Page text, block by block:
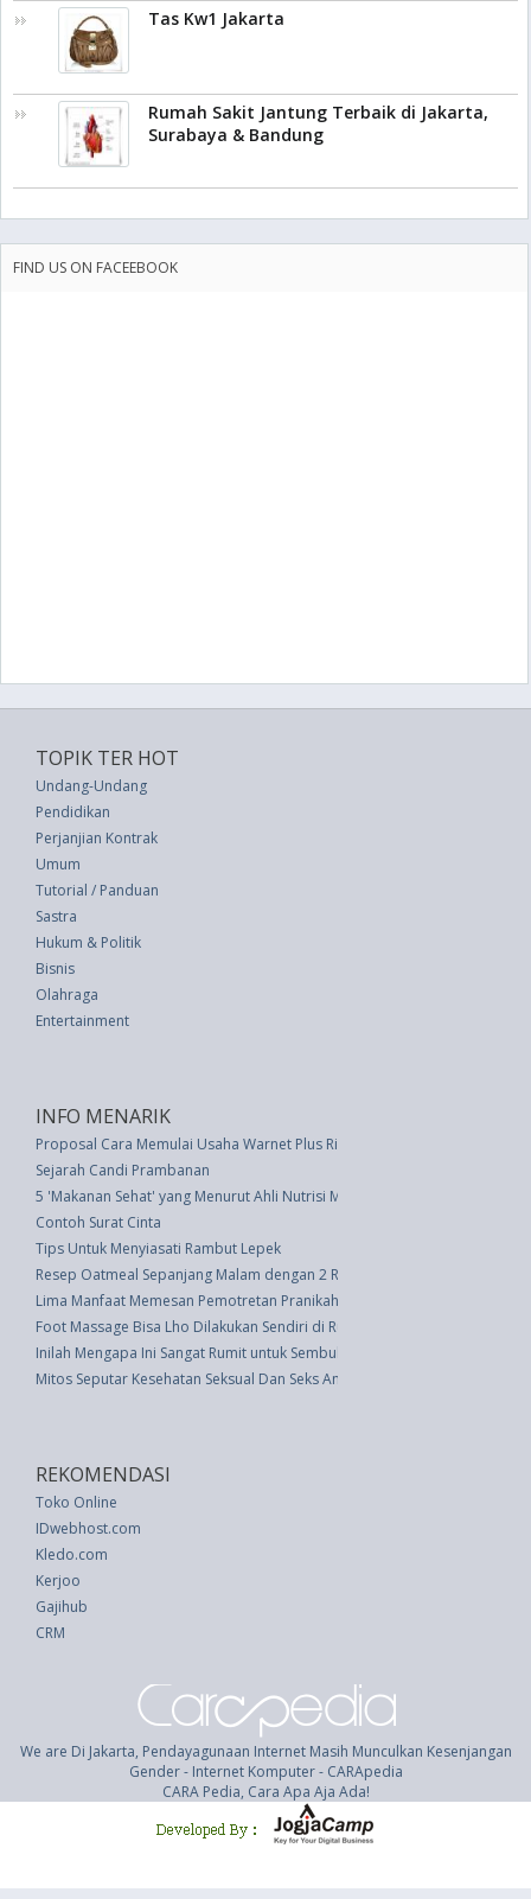
Tas Kw1 Jakarta
Rumah Sakit Jantung Terbaik di Jakarta,
Surabaya & Bandung
FIND US ON FACEEBOOK
TOPIK TER HOT
Undang-Undang
Pendidikan
Perjanjian Kontrak
Umum
Tutorial / Panduan
Sastra
Hukum & Politik
Bisnis
Olahraga
Entertainment
INFO MENARIK
Proposal Cara Memulai Usaha Warnet Plus Rincian Modal
Sejarah Candi Prambanan
5 'Makanan Sehat' yang Menurut Ahli Nutrisi Membuang Uang
Contoh Surat Cinta
Tips Untuk Menyiasati Rambut Lepek
Resep Oatmeal Sepanjang Malam dengan 2 Resep ala Chef
Lima Manfaat Memesan Pemotretan Pranikah
Foot Massage Bisa Lho Dilakukan Sendiri di Rumah
Inilah Mengapa Ini Sangat Rumit untuk Sembuh dari Gangguan Makan
Mitos Seputar Kesehatan Seksual Dan Seks Aman
REKOMENDASI
Toko Online
IDwebhost.com
Kledo.com
Kerjoo
Gajihub
CRM
We are Di Jakarta, Pendayagunaan Internet Masih Munculkan Kesenjangan
Gender - Internet Komputer - CARApedia
CARA Pedia, Cara Apa Aja Ada!